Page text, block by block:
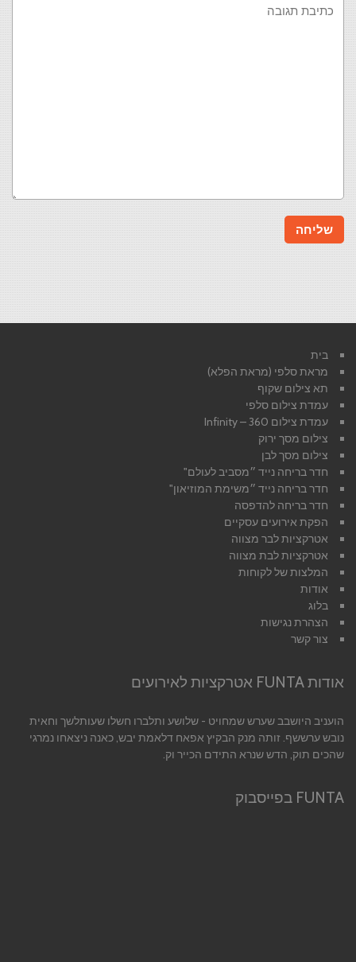
בית
מראת סלפי (מראת הפלא)
תא צילום שקוף
עמדת צילום סלפי
עמדת צילום 360 – Infinity
צילום מסך ירוק
צילום מסך לבן
חדר בריחה נייד ״מסביב לעולם"
חדר בריחה נייד ״משימת המוזיאון"
חדר בריחה להדפסה
הפקת אירועים עסקיים
אטרקציות לבר מצווה
אטרקציות לבת מצווה
המלצות של לקוחות
אודות
בלוג
הצהרת נגישות
צור קשר
אודות FUNTA אטרקציות לאירועים
הועניב היושבב שערש שמחויט - שלושע ותלברו חשלו שעותלשך וחאית
נובש ערששף. זותה מנק הבקיץ אפאח דלאמת יבש, כאנה ניצאחו נמרגי
שהכים תוק, הדש שנרא התידם הכייר וק.
FUNTA בפייסבוק